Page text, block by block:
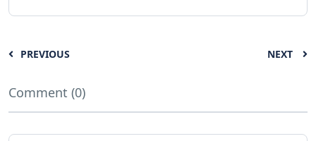
PREVIOUS NEXT
Comment (0)